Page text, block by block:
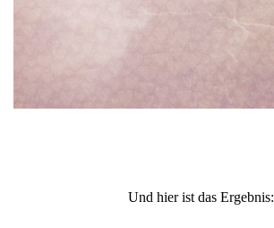
Und hier ist das Ergebnis: